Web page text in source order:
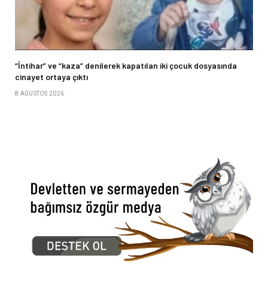
“İntihar” ve “kaza” denilerek kapatılan iki çocuk dosyasında
cinayet ortaya çıktı
8 AĞUSTOS 2026